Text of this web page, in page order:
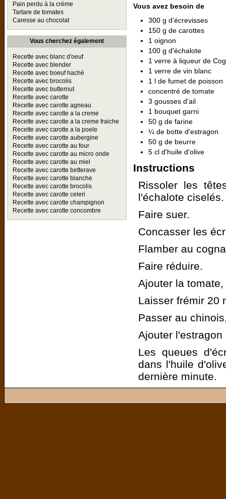
Pain perdu à la crème
Tartare de tomates
Caresse au chocolat
Vous cherchez également
Recette avec blanc d'oeuf
Recette avec blender
Recette avec boeuf haché
Recette avec brocolis
Recette avec butternut
Recette avec carotte
Recette avec carotte agneau
Recette avec carotte a la creme
Recette avec carotte a la creme fraiche
Recette avec carotte a la poele
Recette avec carotte aubergine
Recette avec carotte au four
Recette avec carotte au micro onde
Recette avec carotte au miel
Recette avec carotte betterave
Recette avec carotte blanche
Recette avec carotte brocolis
Recette avec carotte celeri
Recette avec carotte champignon
Recette avec carotte concombre
Vous avez besoin de
300 g d'écrevisses
150 g de carottes
1 oignon
100 g d'échalote
1 verre à liqueur de
1 verre de vin blanc
1 l de fumet de poisson
concentré de tomate
3 gousses d'ail
1 bouquet garni
50 g de farine
¼ de botte d'estragon
50 g de beurre
5 cl d'huile d'olive
Instructions
Rissoler les
l'échalote ciselés.
Faire suer.
Concasser les
Flamber au
Faire réduire.
Ajouter la
Laisser frémir 20
Passer au
Ajouter l'estragon
Les queues
dans l'huile
dernière minute.